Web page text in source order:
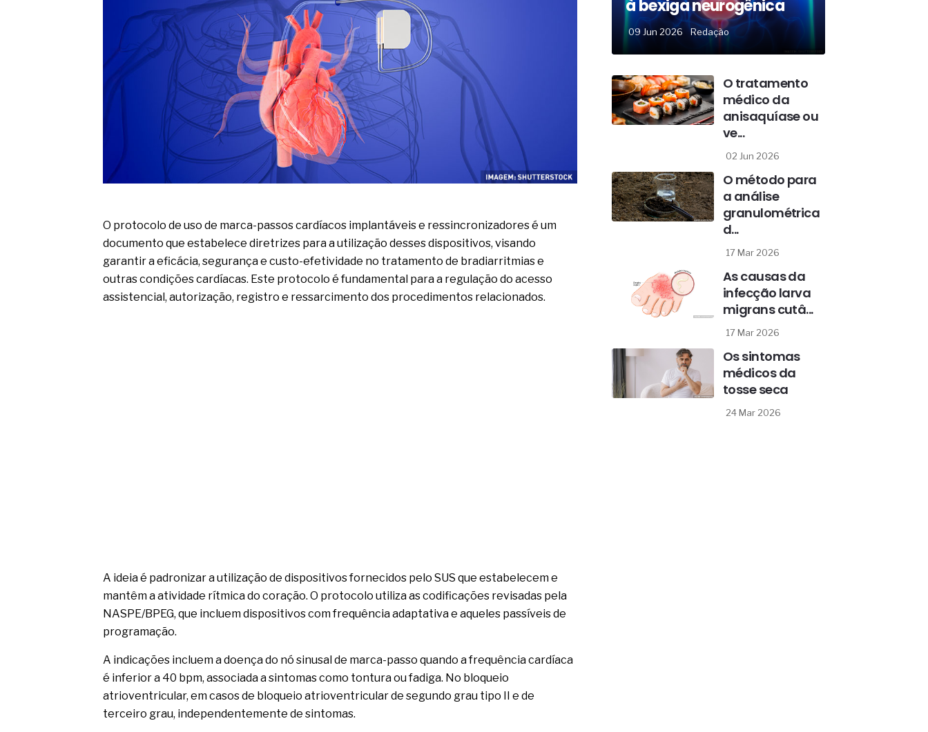
melhora o metabolismo
O desenvolvimento de indicadores nas atividades de
governança das organizações
O desenho industrial ganha espaço como estratégia
competitiva nas empresas
As variações dimensionais dos produtos de materiais
cimentícios com fibra de vidro
A próxima vantagem competitiva não está no modelo de IA
A IA elevou a régua do comprador B2B e a venda complexa
ficou ainda mais humana
O protocolo de uso de marca-passos cardíacos implantáveis e ressincronizadores é um
documento que estabelece diretrizes para a utilização desses dispositivos, visando
garantir a eficácia, segurança e custo-efetividade no tratamento de bradiarritmias e
outras condições cardíacas. Este protocolo é fundamental para a regulação do acesso
assistencial, autorização, registro e ressarcimento dos procedimentos relacionados.
A ideia é padronizar a utilização de dispositivos fornecidos pelo SUS que estabelecem e
mantêm a atividade rítmica do coração. O protocolo utiliza as codificações revisadas pela
NASPE/BPEG, que incluem dispositivos com frequência adaptativa e aqueles passíveis de
programação.
A indicações incluem a doença do nó sinusal de marca-passo quando a frequência cardíaca
é inferior a 40 bpm, associada a sintomas como tontura ou fadiga. No bloqueio
atrioventricular, em casos de bloqueio atrioventricular de segundo grau tipo II e de
terceiro grau, independentemente de sintomas.
à bexiga neurogênica
09 Jun 2026 Redação
O tratamento
médico da
anisaquíase ou
ve...
02 Jun 2026
O método para
a análise
granulométrica
d...
17 Mar 2026
As causas da
infecção larva
migrans cutâ...
17 Mar 2026
Os sintomas
médicos da
tosse seca
24 Mar 2026